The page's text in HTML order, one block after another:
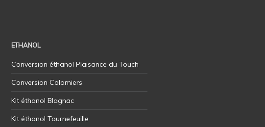
ETHANOL
Conversion éthanol Plaisance du Touch
Conversion Colomiers
Kit éthanol Blagnac
Kit éthanol Tournefeuille